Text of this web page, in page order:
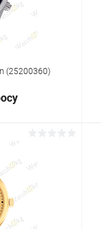
(25200360)
Под заказ